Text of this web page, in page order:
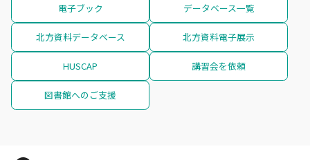
電子ブック データベース一覧
北方資料データベース 北方資料電子展示
HUSCAP 講習会を依頼
図書館へのご支援